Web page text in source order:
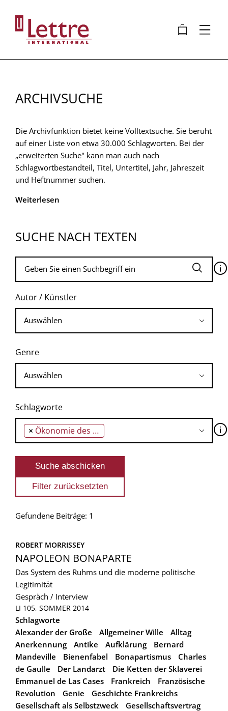
Inhalt
🛍 ⋮
ARCHIVSUCHE
Die Archivfunktion bietet keine Volltextsuche. Sie beruht
auf einer Liste von etwa 30.000 Schlagworten. Bei der
„erweiterten Suche" kann man auch nach
Schlagwortbestandteil, Titel, Untertitel, Jahr, Jahreszeit
und Heftnummer suchen.
Weiterlesen
SUCHE NACH TEXTEN
🛈
Autor / Künstler
Genre
Schlagworte
× Ökonomie des Ruhms 🛈
Gefundene Beiträge: 1
ROBERT MORRISSEY
NAPOLEON BONAPARTE
Das System des Ruhms und die moderne politische
Legitimität
Gespräch / Interview
LI 105, SOMMER 2014
Schlagworte
Alexander der Große
Allgemeiner Wille
Alltag
Anerkennung
Antike Aufklärung
Bernard
Mandeville
Bienenfabel Bonapartismus
Charles
de Gaulle
Der Landarzt
Die Ketten der Sklaverei
Emmanuel de Las Cases
Frankreich
Französische
Revolution
Genie
Geschichte Frankreichs
Gesellschaft als Selbstzweck
Gesellschaftsvertrag